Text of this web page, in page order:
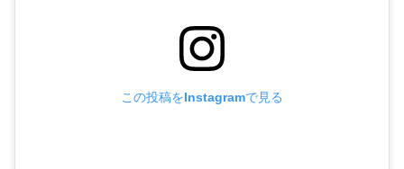
この投稿をInstagramで見る